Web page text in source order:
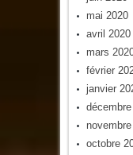
mai 2020
avril 2020
mars
février
janvier
octobre